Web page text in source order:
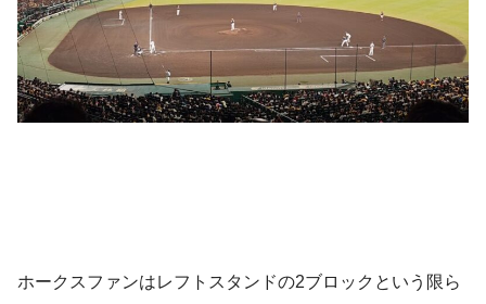
ホークスファンはレフトスタンドの2ブロックという限ら